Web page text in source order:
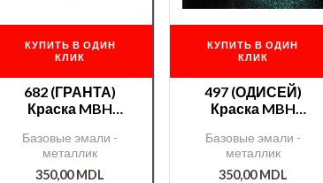
КУПИТЬ В ОДИН
КЛИК
682 (ГРАНТА)
Краска MBH
8/
Базовые эмали -
металлик
350,00MDL
КУПИТЬ В ОДИН
КЛИК
497 (ОДИСЕЙ)
Краска MBH
1/
Базовые эмали -
металлик
350,00MDL